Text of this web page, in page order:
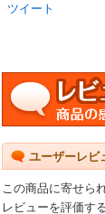
ツイート
ユーザーレビ
この商品に寄せら
レビューを評価す